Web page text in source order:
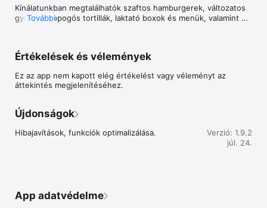
Kínálatunkban megtalálhatók szaftos hamburgerek, változatos
gyrosok, ropogós tortillák, laktató boxok és menük, valamint
energiatitalokkal – mindezt gyorsan, kedvező áron!
Rendeld házhoz ebéded vagy vacsorád, válaszd az online és
gyors ételrendelés előnyeit!
1.) Válogasd össze kosarad.
További
Értékelések és vélemények
Ez az app nem kapott elég értékelést vagy véleményt az
áttekintés megjelenítéséhez.
Újdonságok
Hibajavítások, funkciók optimalizálása.
Verzió: 1.9.2
júl. 24.
App adatvédelme